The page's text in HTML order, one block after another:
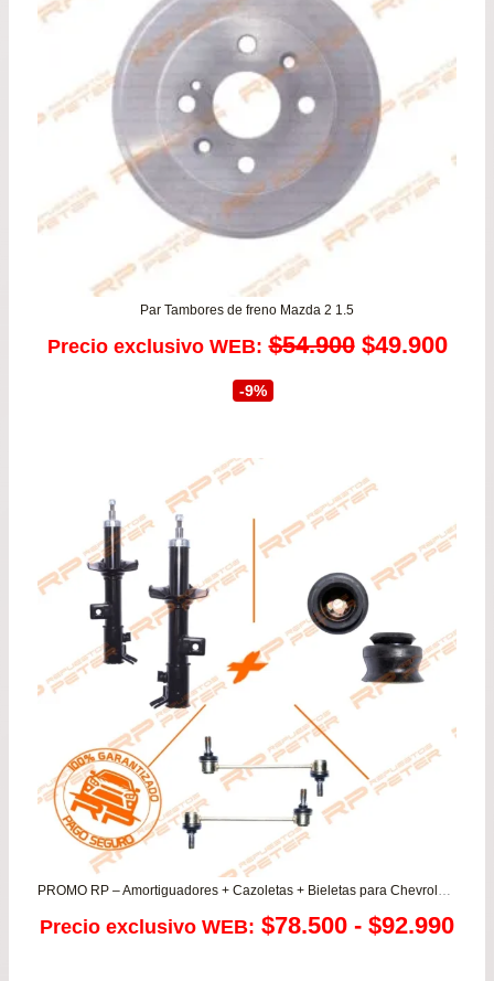
Par Tambores de freno Mazda 2 1.5
Precio exclusivo WEB: $54.900 El
era:
$54.900.
$49.900El
-9%
PROMO RP – Amortiguadores + Cazoletas + Bieletas para Chevrolet N300 1.2
Precio exclusivo WEB: $78.500 - $92.990